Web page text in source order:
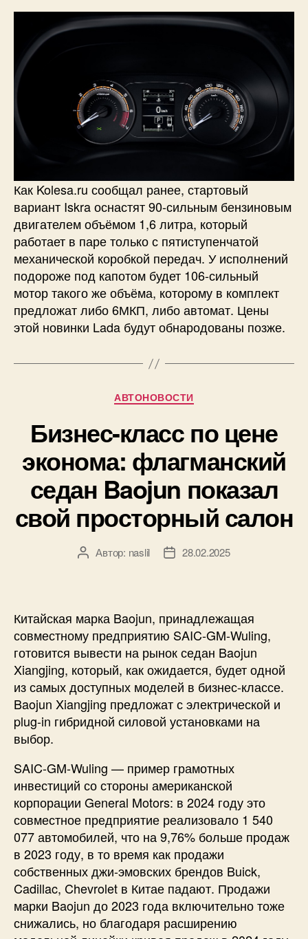
Как Kolesa.ru сообщал ранее, стартовый
вариант Iskra оснастят 90-сильным бензиновым
двигателем объёмом 1,6 литра, который
работает в паре только с пятиступенчатой
механической коробкой передач. У исполнений
подороже под капотом будет 106-сильный
мотор такого же объёма, которому в комплект
предложат либо 6МКП, либо автомат. Цены
этой новинки Lada будут обнародованы позже.
Рубрики
АВТОНОВОСТИ
Бизнес-класс по цене
эконома: флагманский
седан Baojun показал
свой просторный салон
АвторАвтор: naslil
Дата28.02.2025
Китайская марка Baojun, принадлежащая
совместному предприятию SAIC-GM-Wuling,
готовится вывести на рынок седан Baojun
Xiangjing, который, как ожидается, будет одной
из самых доступных моделей в бизнес-классе.
Baojun Xiangjing предложат с электрической и
plug-in гибридной силовой установками на
выбор.
SAIC-GM-Wuling — пример грамотных
инвестиций со стороны американской
корпорации General Motors: в 2024 году это
совместное предприятие реализовало 1 540
077 автомобилей, что на 9,76% больше продаж
в 2023 году, в то время как продажи
собственных джи-эмовских брендов Buick,
Cadillac, Chevrolet в Китае падают. Продажи
марки Baojun до 2023 года включительно тоже
снижались, но благодаря расширению